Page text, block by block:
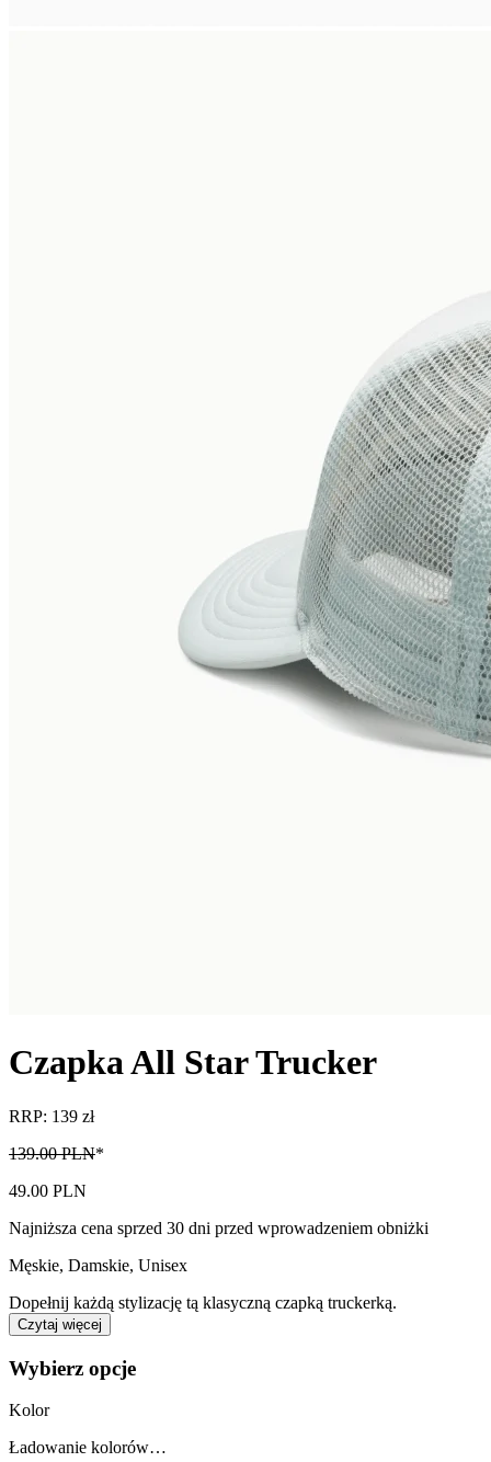
Czapka All Star Trucker
RRP: 139 zł
139.00 PLN*
49.00 PLN
Najniższa cena sprzed 30 dni przed wprowadzeniem obniżki
Męskie, Damskie, Unisex
Dopełnij każdą stylizację tą klasyczną czapką truckerką.
Czytaj więcej
Wybierz opcje
Kolor
Ładowanie kolorów…